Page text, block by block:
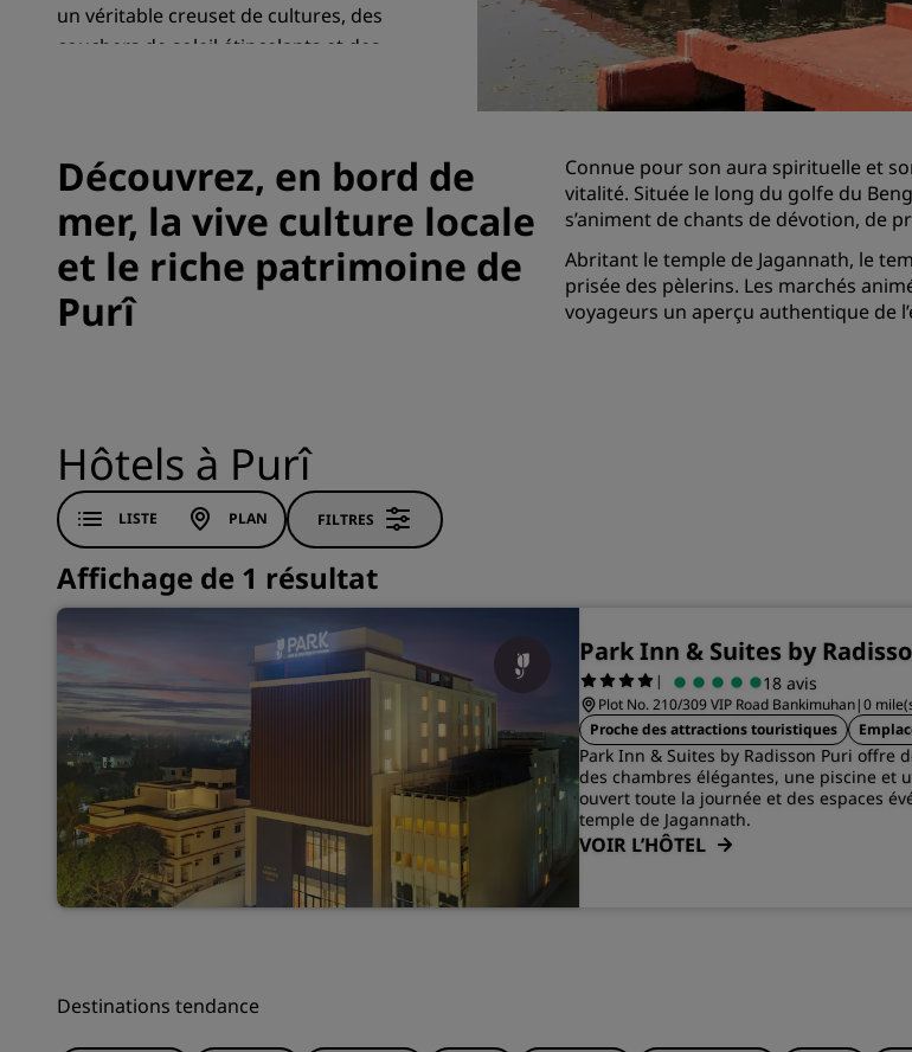
Pour les
Solutions
un véritable creuset de cultures, des
couchers de soleil étincelants et des
Découvrez, en bord de
mer, la vive culture locale
et le riche patrimoine de
Purî
Connue pour son aura spirituelle et
vitalité. Située le long du golfe du
s’animent de chants de dévotion, de
Abritant le temple de Jagannath, le
prisée des pèlerins. Les marchés
voyageurs un aperçu authentique de
Hôtels à Purî
LISTE PLAN FILTRES
Affichage de 1 résultat
Park Inn & Suites by
| 18 avis
Plot No. 210/309 VIP Road Bankimuhan|0
Proche des attractions touristiques
Park Inn & Suites by Radisson Puri offre
des chambres élégantes, une piscine et
ouvert toute la journée et des espaces
temple de Jagannath.
VOIR L’HÔTEL
Destinations tendance